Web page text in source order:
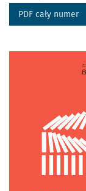
PDF cały numer